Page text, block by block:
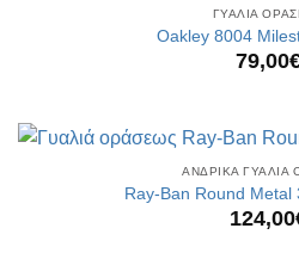
ΓΥΑΛΙΑ
Oakley 8004
79,00
ΑΝΔΡΙΚΑ ΓΥΑΛΙΑ
Ray-Ban Round Metal
124,00